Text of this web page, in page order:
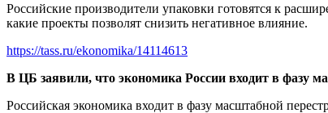
Российские производители упаковки готовятся к
какие проекты позволят снизить негативное влияние.
https://tass.ru/ekonomika/14114613
В ЦБ заявили, что экономика России входит в фазу
Российская экономика входит в фазу масштабной